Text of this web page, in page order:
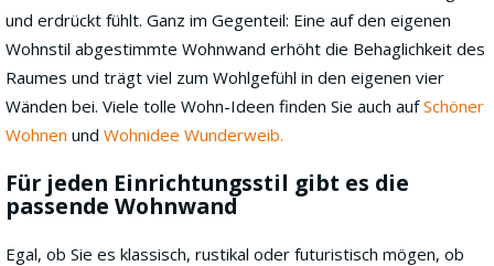
und erdrückt fühlt. Ganz im Gegenteil: Eine auf den eigenen
Wohnstil abgestimmte Wohnwand erhöht die Behaglichkeit des
Raumes und trägt viel zum Wohlgefühl in den eigenen vier
Wänden bei. Viele tolle Wohn-Ideen finden Sie auch aufSchöner
Wohnen und Wohnidee Wunderweib.
Für jeden Einrichtungsstil gibt es die
passende Wohnwand
Egal, ob Sie es klassisch, rustikal oder futuristisch mögen, ob